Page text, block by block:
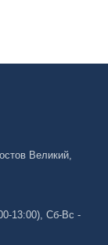
Великий,
13:00), Сб-Вс -